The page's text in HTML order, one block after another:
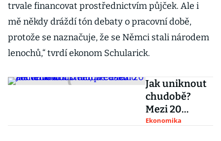
trvale financovat prostřednictvím půjček. Ale i
mě někdy dráždí tón debaty o pracovní době,
protože se naznačuje, že se Němci stali národem
lenochů,“ tvrdí ekonom Schularick.
Jak uniknout
chudobě?
Mezi 20
zeměmi OECD
Ekonomika